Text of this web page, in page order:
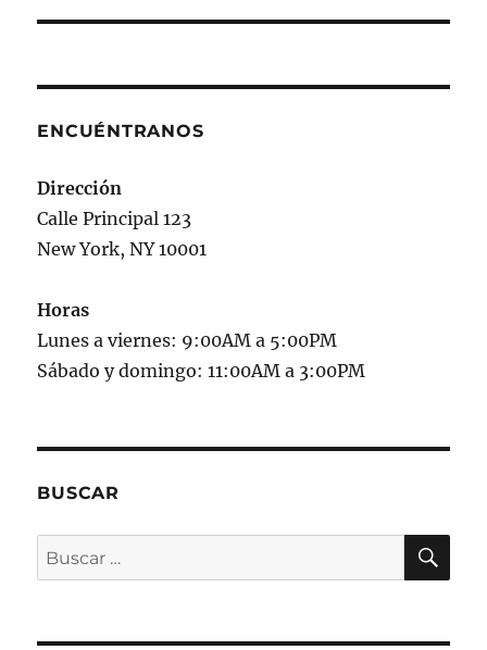
ENCUÉNTRANOS
Dirección
Calle Principal 123
New York, NY 10001
Horas
Lunes a viernes: 9:00AM a 5:00PM
Sábado y domingo: 11:00AM a 3:00PM
BUSCAR
Buscar
por: